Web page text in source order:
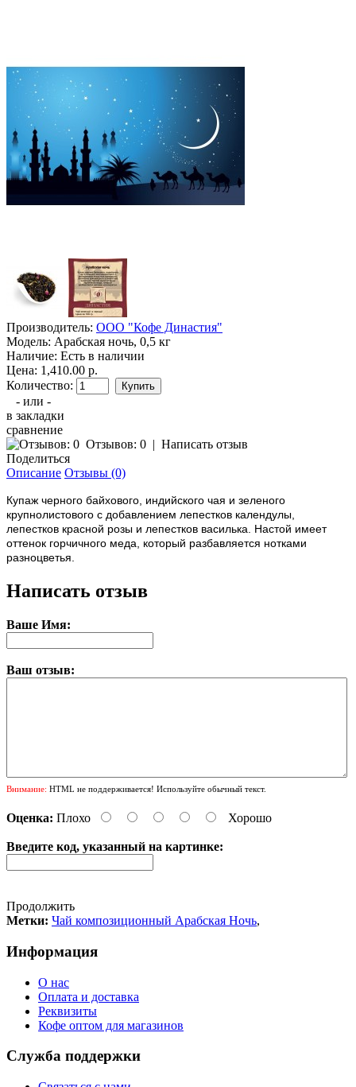
Производитель: ООО "Кофе Династия"
Модель: Арабская ночь, 0,5 кг
Наличие: Есть в наличии
Цена: 1,410.00 р.
Количество:
- или -
в закладки
сравнение
Отзывов: 0 | Написать отзыв
Поделиться
Описание Отзывы (0)
Купаж черного байхового, индийского чая и зеленого
крупнолистового с добавлением лепестков календулы,
лепестков красной розы и лепестков василька. Настой имеет
оттенок горчичного меда, который разбавляется нотками
разноцветья.
Написать отзыв
Ваше Имя:
Ваш отзыв:
Внимание: HTML не поддерживается! Используйте обычный текст.
Оценка: Плохо Хорошо
Введите код, указанный на картинке:
Продолжить
Метки: Чай композиционный Арабская Ночь,
Информация
О нас
Оплата и доставка
Реквизиты
Кофе оптом для магазинов
Служба поддержки